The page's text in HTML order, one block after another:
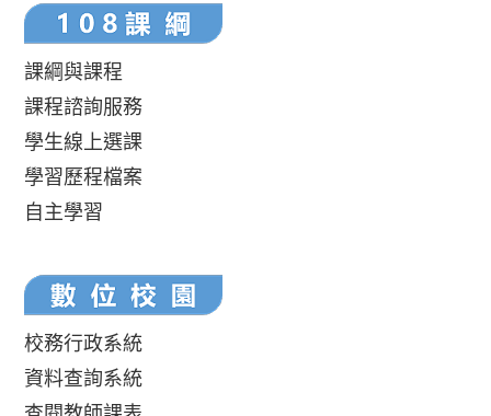
課綱與課程
課程諮詢服務
學生線上選課
學習歷程檔案
自主學習
校務行政系統
資料查詢系統